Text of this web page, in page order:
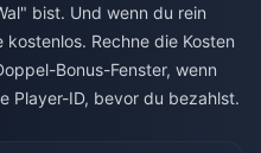
bist. Und wenn du rein
Rechne die Kosten
Bonus-Fenster, wenn
Player-ID, bevor du bezahlst.